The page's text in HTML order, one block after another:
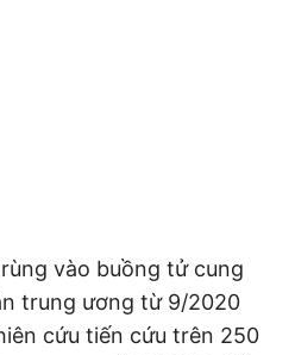
vào buồng tử cung
trung ương từ 9/2020
cứu tiến cứu trên 250